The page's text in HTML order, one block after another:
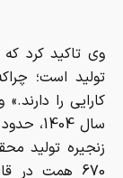
متصل به اوراق
شده است. این
بنگاه‌ها و
ابزارها علاوه
بخش‌های
دنبال می‌شود.